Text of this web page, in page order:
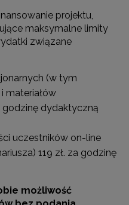
projektu,
maksymalne limity
związane
(w tym
materiałów
godzinę dydaktyczną
uczestników on-line
119 zł. za godzinę
możliwość